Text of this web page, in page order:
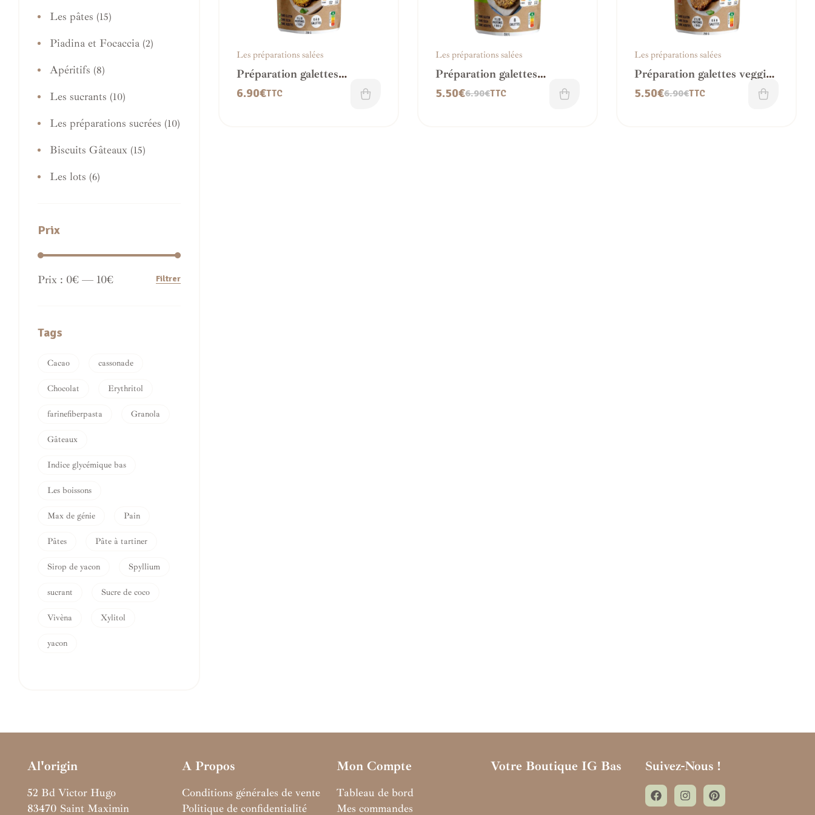
Les préparations salées
Préparation galettes
végétales à l’indienne bio
6.90€TTC
Les préparations salées
Préparation galettes
végétales à l’italienne
6.90€
5.50€ TTC
Les préparations salées
Préparation galettes veggie
saveur Mexicaine
6.90€
5.50€ TTC
Les pâtes (15)
Piadina et Focaccia (2)
Apéritifs (8)
Les sucrants (10)
Les préparations sucrées (10)
Biscuits Gâteaux (15)
Les lots (6)
Prix
Filtrer
Prix : 0€ — 10€
Tags
Cacao cassonade
Chocolat Erythritol
farinefiberpasta Granola
Gâteaux
Indice glycémique bas
Les boissons
Max de génie Pain
Pâtes Pâte à tartiner
Sirop de yacon Spyllium
sucrant Sucre de coco
Vivèna Xylitol
yacon
Al'origin
52 Bd Victor Hugo
83470 Saint Maximin
A Propos
Conditions générales de vente
Politique de confidentialité
Mon Compte
Tableau de bord
Mes commandes
Votre Boutique IG Bas Suivez-Nous !